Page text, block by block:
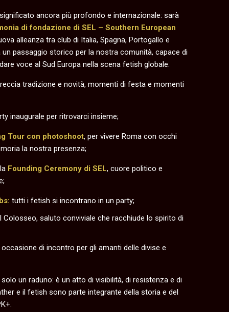
ancora più profondo e internazionale: sarà
di fondazione di SEL – Southern European
alleanza tra club di Italia, Spagna, Portogallo e
passaggio storico per la nostra comunità, capace di
voce al Sud Europa nella scena fetish globale.
tradizione e novità, momenti di festa e momenti
inaugurale per ritrovarci insieme;
Tour con photoshoot, per vivere Roma con occhi
la nostra presenza;
Founding Ceremony di SEL, cuore politico e
tutti i fetish si incontrano in un party;
Colosseo, saluto conviviale che racchiude lo spirito di
occasione di incontro per gli amanti delle divise e
un raduno: è un atto di visibilità, di resistenza e di
e il fetish sono parte integrante della storia e del